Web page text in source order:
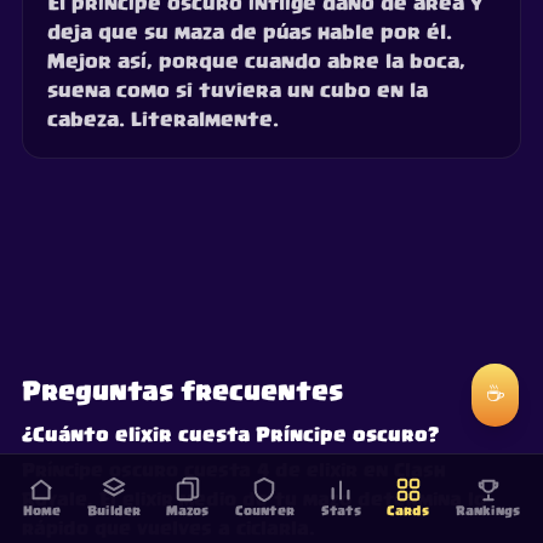
El príncipe oscuro inflige daño de área y
deja que su maza de púas hable por él.
Mejor así, porque cuando abre la boca,
suena como si tuviera un cubo en la
cabeza. Literalmente.
Home Builder Mazos Counter Stats Cards Rankings
Preguntas frecuentes
¿Cuánto elixir cuesta Príncipe oscuro?
Royale. El elixir medio de tu mazo determina lo
☕